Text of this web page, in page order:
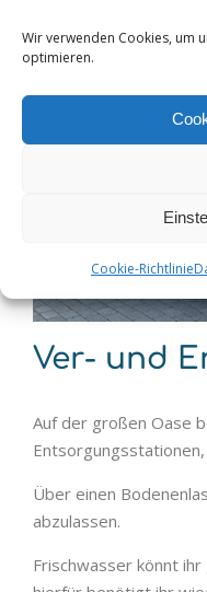
Wir verwenden Cookies, um
optimieren.
Cookie-Richtlinie
Ver- und
Auf der großen Oase
Über einen
abzulassen.
Frischwasser könnt